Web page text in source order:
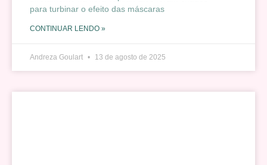
para turbinar o efeito das máscaras
CONTINUAR LENDO »
Andreza Goulart 13 de agosto de 2025